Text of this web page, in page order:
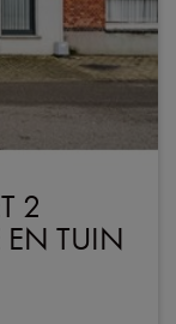
2
EN TUIN